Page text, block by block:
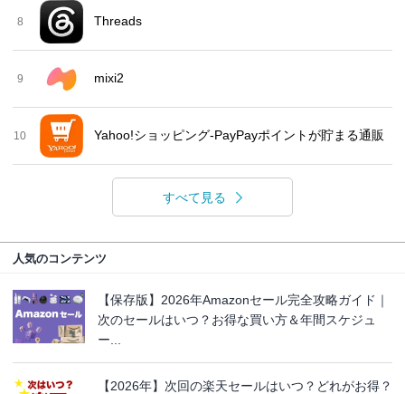
8 Threads
9 mixi2
10 Yahoo!ショッピング-PayPayポイントが貯まる通販
すべて見る
人気のコンテンツ
【保存版】2026年Amazonセール完全攻略ガイド｜
次のセールはいつ？お得な買い方＆年間スケジュ
ー...
【2026年】次回の楽天セールはいつ？どれがお得？